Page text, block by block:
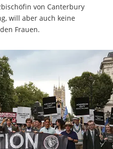
von Canterbury
will aber auch keine
Frauen.